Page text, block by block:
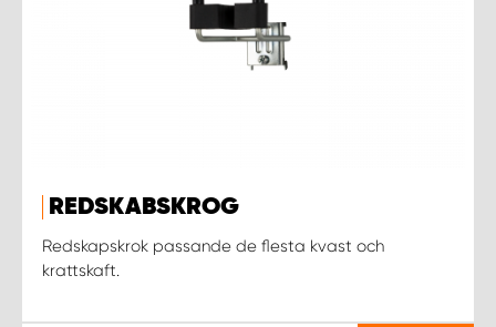
REDSKABSKROG
Redskapskrok passande de flesta kvast och
krattskaft.